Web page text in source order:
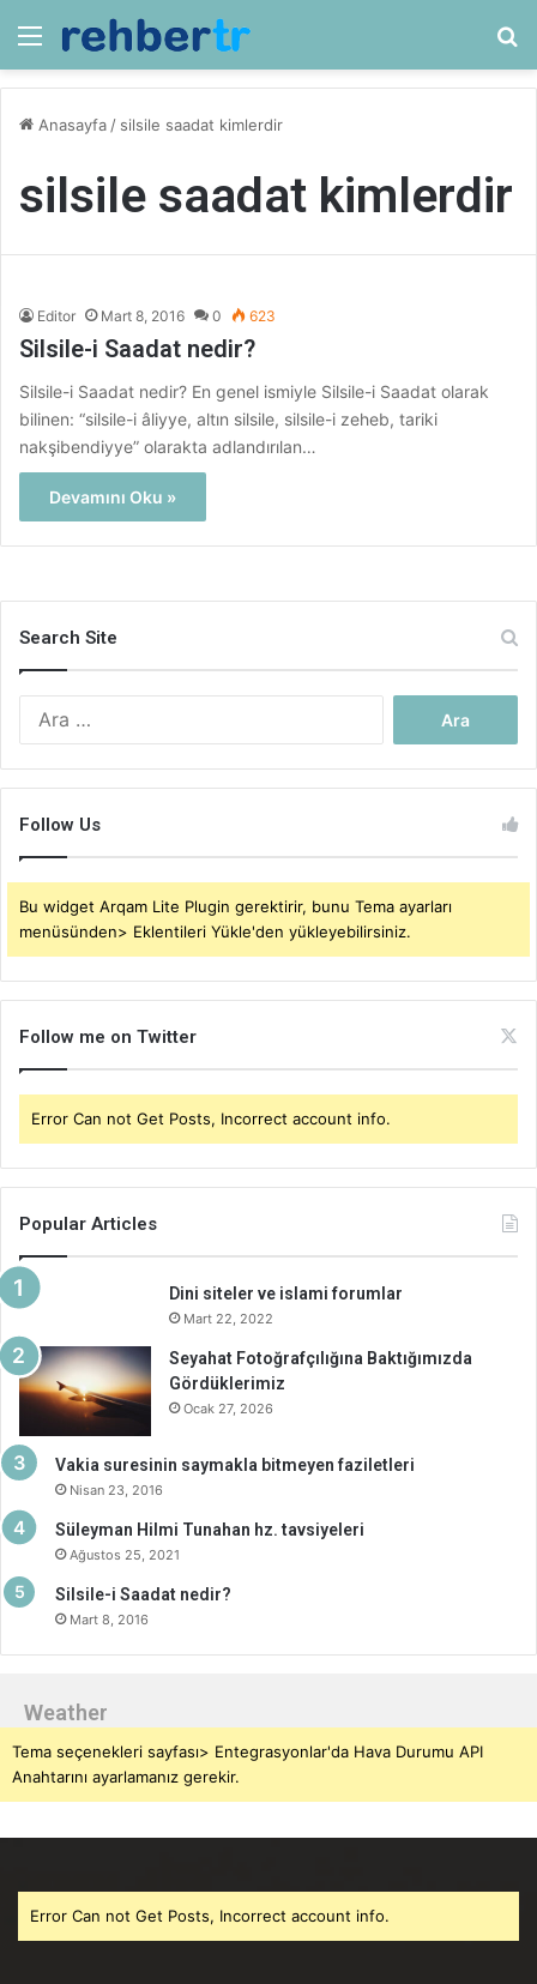
Menü
Anasayfa / silsile saadat kimlerdir
silsile saadat kimlerdir
Editor Mart 8, 2016 0 623
Silsile-i Saadat nedir?
Silsile-i Saadat nedir? En genel ismiyle Silsile-i Saadat olarak
bilinen: “silsile-i âliyye, altın silsile, silsile-i zeheb, tariki
nakşibendiyye” olarakta adlandırılan…
Devamını Oku »
Search Site
Follow Us
Bu widget Arqam Lite Plugin gerektirir, bunu Tema ayarları
menüsünden> Eklentileri Yükle'den yükleyebilirsiniz.
Follow me on Twitter
Error Can not Get Posts, Incorrect account info.
Popular Articles
Dini siteler ve islami forumlar
Mart 22, 2022
Seyahat Fotoğrafçılığına Baktığımızda
Gördüklerimiz
Ocak 27, 2026
Vakia suresinin saymakla bitmeyen faziletleri
Nisan 23, 2016
Süleyman Hilmi Tunahan hz. tavsiyeleri
Ağustos 25, 2021
Silsile-i Saadat nedir?
Mart 8, 2016
Weather
Tema seçenekleri sayfası> Entegrasyonlar'da Hava Durumu API
Anahtarını ayarlamanız gerekir.
Error Can not Get Posts, Incorrect account info.